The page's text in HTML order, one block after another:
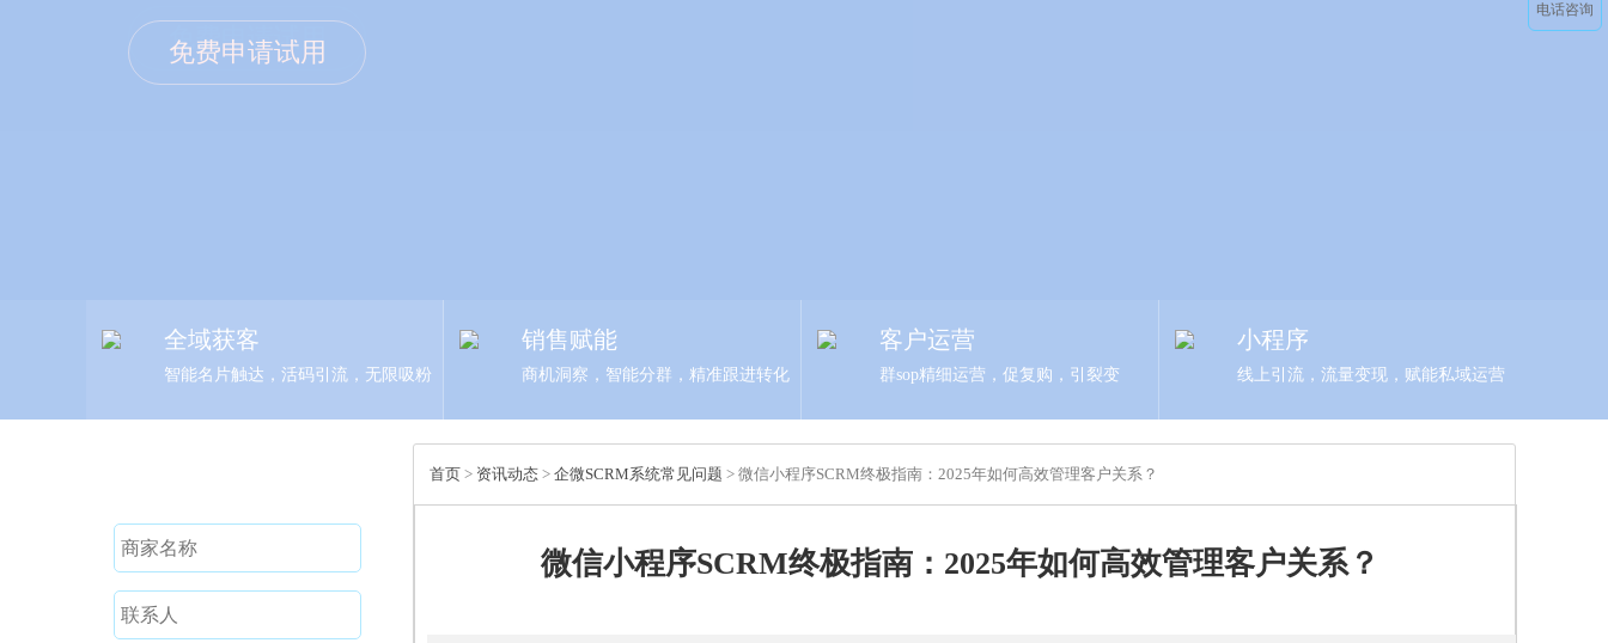
免费申请试用
全域获客
智能名片触达，活码引流，无限吸粉
销售赋能
商机洞察，智能分群，精准跟进转化
客户运营
群sop精细运营，促复购，引裂变
小程序
线上引流，流量变现，赋能私域运营
首页 > 资讯动态 > 企微SCRM系统常见问题 > 微信小程序SCRM终极指南：2025年如何高效管理客户关系？
微信小程序SCRM终极指南：2025年如何高效管理客户关系？
电话咨询